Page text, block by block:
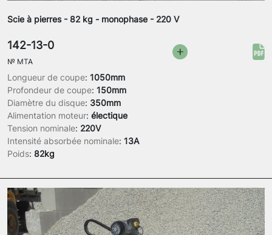
Scie à pierres - 82 kg - monophase - 220 V
Longueur de coupe: 1050mm
Profondeur de coupe: 150mm
Diamètre du disque: 350mm
Alimentation moteur: électique
Tension nominale: 220V
Intensité absorbée nominale: 13A
Poids: 82kg
142-13-0
№ MTA